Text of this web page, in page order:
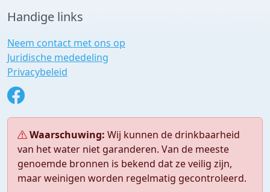
Handige links
Neem contact met ons op
Juridische mededeling
Privacybeleid
Waarschuwing: Wij kunnen de drinkbaarheid
van het water niet garanderen. Van de meeste
genoemde bronnen is bekend dat ze veilig zijn,
maar weinigen worden regelmatig gecontroleerd.